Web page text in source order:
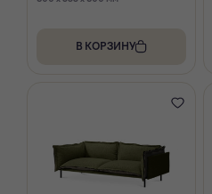
В КОРЗИНУ